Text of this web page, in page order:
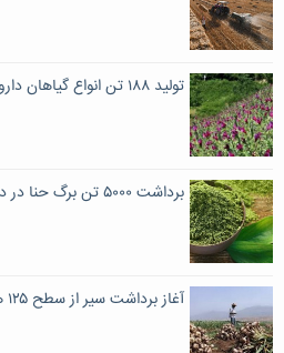
تولید ۱۸۸ تن انواع گیاهان دارویی در بروجرد
برداشت ۵۰۰۰ تن برگ حنا در دلگان سیستان و بلوچستان
آغاز برداشت سیر از سطح ۱۲۵ هکتار از مزارع شهرستان قزوین